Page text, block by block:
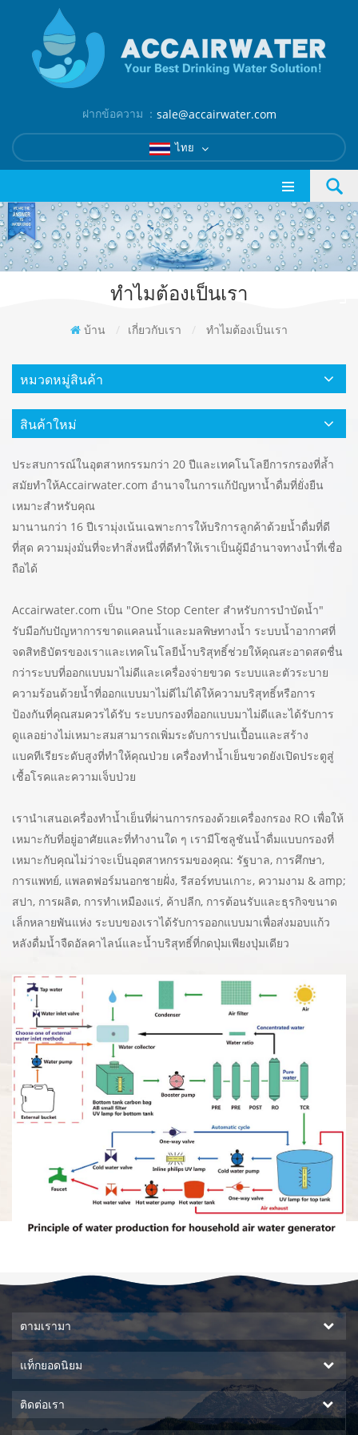
ฝากข้อความ ： sale@accairwater.com
ไทย
ทำไมต้องเป็นเรา
บ้าน / เกี่ยวกับเรา / ทำไมต้องเป็นเรา
หมวดหมู่สินค้า
สินค้าใหม่
ประสบการณ์ในอุตสาหกรรมกว่า 20 ปีและเทคโนโลยีการกรองที่ล้ำ
สมัยทำให้Accairwater.com อำนาจในการแก้ปัญหาน้ำดื่มที่ยั่งยืน
เหมาะสำหรับคุณ
มานานกว่า 16 ปีเรามุ่งเน้นเฉพาะการให้บริการลูกค้าด้วยน้ำดื่มที่ดี
ที่สุด ความมุ่งมั่นที่จะทำสิ่งหนึ่งที่ดีทำให้เราเป็นผู้มีอำนาจทางน้ำที่เชื่อ
ถือได้
Accairwater.com เป็น "One Stop Center สำหรับการบำบัดน้ำ"
รับมือกับปัญหาการขาดแคลนน้ำและมลพิษทางน้ำ ระบบน้ำอากาศที่
จดสิทธิบัตรของเราและเทคโนโลยีน้ำบริสุทธิ์ช่วยให้คุณสะอาดสดชื่น
กว่าระบบที่ออกแบบมาไม่ดีและเครื่องจ่ายขวด ระบบและตัวระบาย
ความร้อนด้วยน้ำที่ออกแบบมาไม่ดีไม่ได้ให้ความบริสุทธิ์หรือการ
ป้องกันที่คุณสมควรได้รับ ระบบกรองที่ออกแบบมาไม่ดีและได้รับการ
ดูแลอย่างไม่เหมาะสมสามารถเพิ่มระดับการปนเปื้อนและสร้าง
แบคทีเรียระดับสูงที่ทำให้คุณป่วย เครื่องทำน้ำเย็นขวดยังเปิดประตูสู่
เชื้อโรคและความเจ็บป่วย
เรานำเสนอเครื่องทำน้ำเย็นที่ผ่านการกรองด้วยเครื่องกรอง RO เพื่อให้
เหมาะกับที่อยู่อาศัยและที่ทำงานใด ๆ เรามีโซลูชันน้ำดื่มแบบกรองที่
เหมาะกับคุณไม่ว่าจะเป็นอุตสาหกรรมของคุณ: รัฐบาล, การศึกษา,
การแพทย์, แพลตฟอร์มนอกชายฝั่ง, รีสอร์ทบนเกาะ, ความงาม & amp;
สปา, การผลิต, การทำเหมืองแร่, ค้าปลีก, การต้อนรับและธุรกิจขนาด
เล็กหลายพันแห่ง ระบบของเราได้รับการออกแบบมาเพื่อส่งมอบแก้ว
หลังดื่มน้ำจืดอัลคาไลน์และน้ำบริสุทธิ์ที่กดปุ่มเพียงปุ่มเดียว
ตามเรามา
แท็กยอดนิยม
ติดต่อเรา